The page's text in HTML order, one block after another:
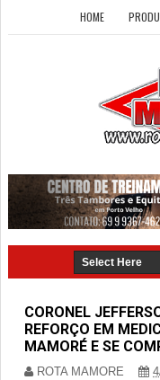
HOME
CORONEL
REFORÇO EM
MAMORÉ E SE
ROTA MAMORE